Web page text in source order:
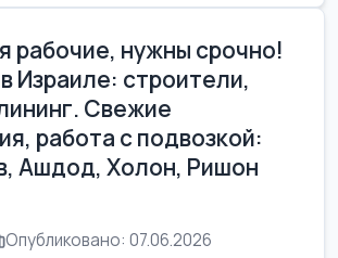
рабочие, нужны срочно!
Израиле: строители,
Свежие
работа с подвозкой:
Ашдод, Холон, Ришон
Опубликовано: 07.06.2026